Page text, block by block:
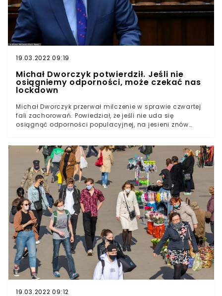
19.03.2022 09:19
Michał Dworczyk potwierdził. Jeśli nie
osiągniemy odporności, może czekać nas
lockdown
Michał Dworczyk przerwał milczenie w sprawie czwartej
fali zachorowań. Powiedział, że jeśli nie uda się
osiągnąć odporności populacyjnej, na jesieni znów
ze szczepieniem populacji wiąże się z wiekiem
pacjentów. Im młodsze roczniki, tym mniej zapisanych
lub zaszczepionych. - Widzimy wyraźne zmniejszenie
liczby osób, które się rejestrują na szczepienie -
relacjonował Michał Dworczyk.
19.03.2022 09:12